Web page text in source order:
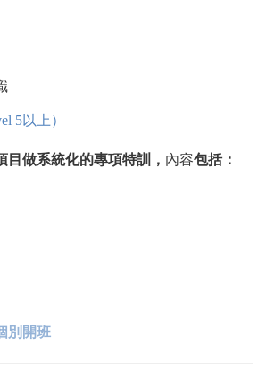
5以上）
目做系統化的專項特訓， 內容包括：
別開班